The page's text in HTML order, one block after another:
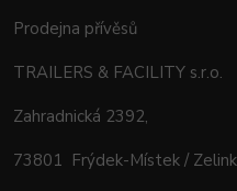
Prodejna přívěsů
TRAILERS & FACILITY s.r.o.
Zahradnická 2392,
73801 Frýdek-Místek /